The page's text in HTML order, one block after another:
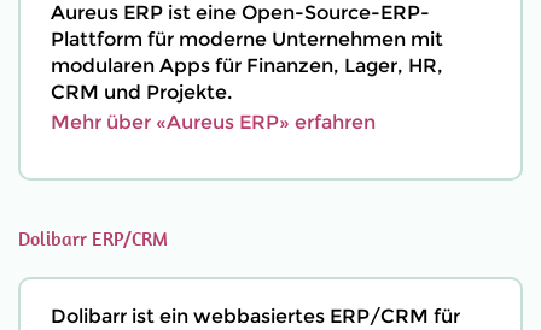
Aureus ERP ist eine Open-Source-ERP-
Plattform für moderne Unternehmen mit
modularen Apps für Finanzen, Lager, HR,
CRM und Projekte.
Mehr über «Aureus ERP» erfahren
Dolibarr ERP/CRM
Dolibarr ist ein webbasiertes ERP/CRM für